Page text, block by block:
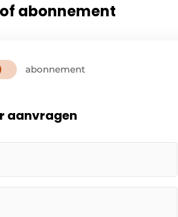
abonnement
abonnement
aanvragen